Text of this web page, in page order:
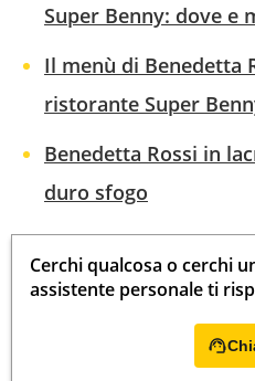
Super Benny: dove e
Il menù di Benedetta
ristorante Super
Benedetta Rossi in
duro sfogo
Cerchi qualcosa o cerchi
assistente personale ti